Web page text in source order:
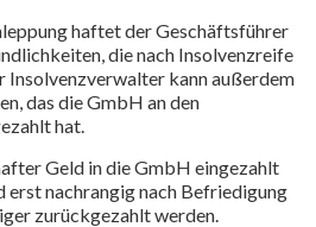
haftet der Geschäftsführer
die nach Insolvenzreife
Insolvenzverwalter kann außerdem
das die GmbH an den
hat.
Geld in die GmbH eingezahlt
erst nachrangig nach Befriedigung
zurückgezahlt werden.